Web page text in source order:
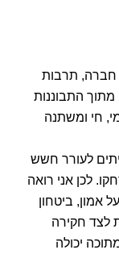
תרבות
מתוך התבוננות
חי ומשתנה
לעורר חשש
לכן אני רואה
אמון, ביטחון
לצד חקירה
יכולה